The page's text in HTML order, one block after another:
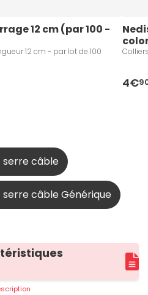
12 cm (par 100 -
12 cm - par lot de 100
4€
serre câble
câble Générique